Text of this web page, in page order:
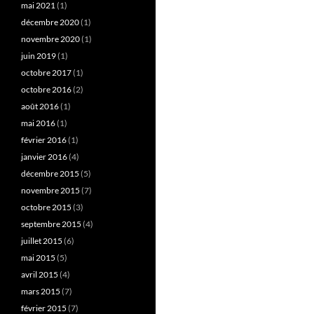
mai 2021(1)
décembre 2020(1)
novembre 2020(1)
juin 2019(1)
octobre 2017(1)
octobre 2016(2)
août 2016(1)
mai 2016(1)
février 2016(1)
janvier 2016(4)
décembre 2015 (5)
novembre 2015 (7)
octobre 2015 (3)
septembre 2015 (4)
juillet 2015 (6)
mai 2015 (5)
avril 2015 (4)
mars 2015 (7)
février 2015 (7)